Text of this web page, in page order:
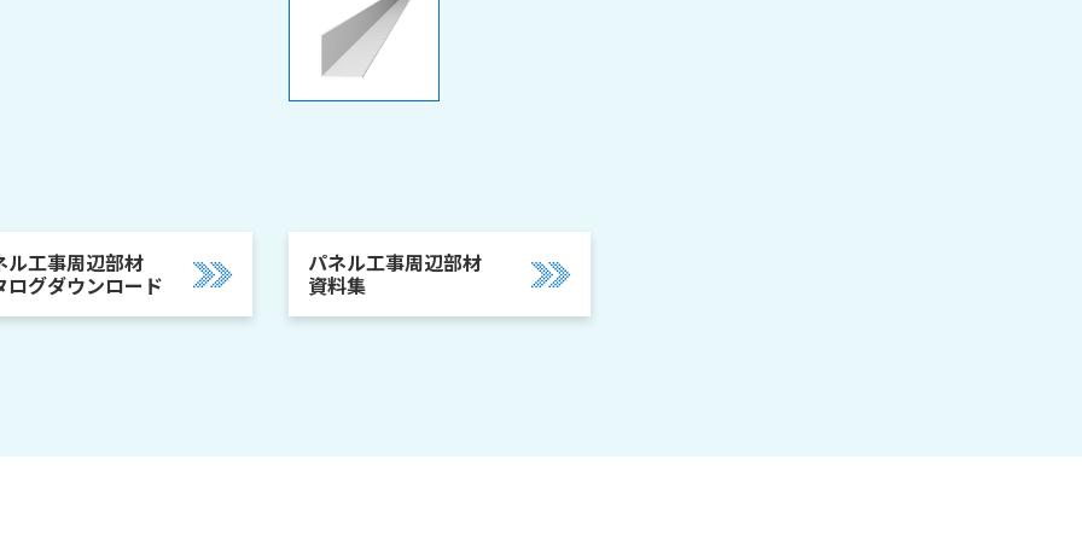
ル工事周辺部材
ログダウンロード
パネル工事周辺部材
資料集